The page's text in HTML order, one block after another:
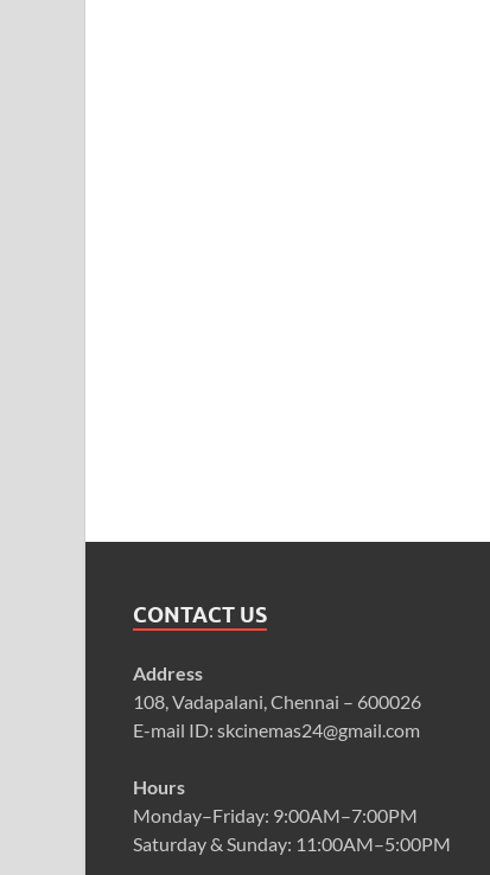
CONTACT US
Address
108, Vadapalani, Chennai – 600026
E-mail ID: skcinemas24@gmail.com
Hours
Monday–Friday: 9:00AM–7:00PM
Saturday & Sunday: 11:00AM–5:00PM